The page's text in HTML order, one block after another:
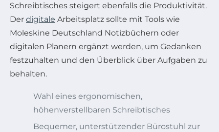
Schreibtisches steigert ebenfalls die Produktivität.
Der digitale Arbeitsplatz sollte mit Tools wie
Moleskine Deutschland Notizbüchern oder
digitalen Planern ergänzt werden, um Gedanken
festzuhalten und den Überblick über Aufgaben zu
behalten.
Wahl eines ergonomischen,
höhenverstellbaren Schreibtisches
Bequemer, unterstützender Bürostuhl zur